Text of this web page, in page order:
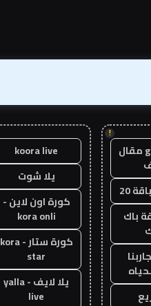
!
guest post مقال
20
باك
koora live
يلا شوت
كورة اون لاين -
kora onli
كورة ستار - kora
star
يلا لايف - yalla
live